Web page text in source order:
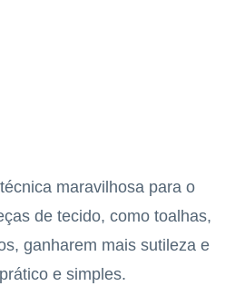
maravilhosa para o
de tecido, como toalhas,
ganharem mais sutileza e
e simples.